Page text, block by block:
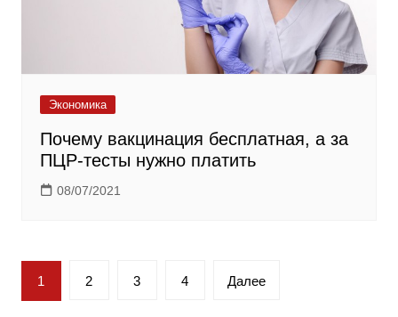
Экономика
Почему вакцинация бесплатная, а за
ПЦР-тесты нужно платить
08/07/2021
Пагинация
записей
1 2 3 4 Далее